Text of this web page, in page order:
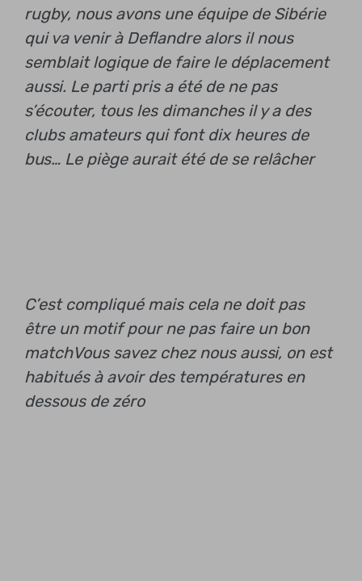
rugby, nous avons une équipe de Sibérie
qui va venir à Deflandre alors il nous
semblait logique de faire le déplacement
aussi. Le parti pris a été de ne pas
s’écouter, tous les dimanches il y a des
clubs amateurs qui font dix heures de
bus… Le piège aurait été de se relâcher
C’est compliqué mais cela ne doit pas
être un motif pour ne pas faire un bon
matchVous savez chez nous aussi, on est
habitués à avoir des températures en
dessous de zéro